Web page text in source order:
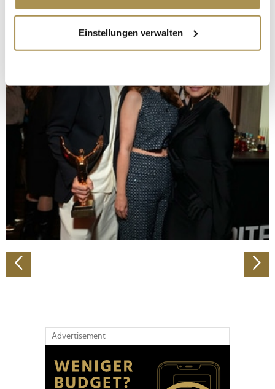
Informationen über Ihre geografische Lage
erfassen, welche bis auf einige Meter genau sein
bestimmten Merkmalen (Fingerprinting) identifizieren
Erfahren Sie mehr darüber, wie Ihre persönlichen Daten
verarbeitet werden, und legen Sie Ihre Präferenzen im
Abschnitt Einzelheiten fest.
Wir verwenden Cookies, um Inhalte und Anzeigen zu
personalisieren, Funktionen für soziale Medien anbieten
zu können und die Zugriffe auf unsere Website zu
analysieren. Außerdem geben wir Informationen zu Ihrer
Verwendung unserer Website an unsere Partner für
Partner führen diese Informationen möglicherweise mit
weiteren Daten zusammen, die Sie ihnen bereitgestellt
Einstellungen verwalten
Advertisement